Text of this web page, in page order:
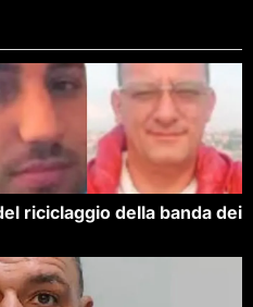
riciclaggio della banda dei